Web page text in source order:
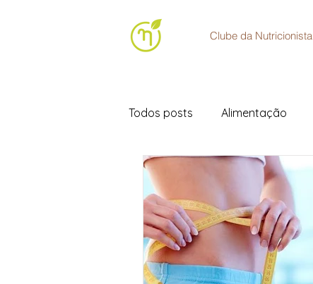
Clube da Nutricionista
Todos posts Alimentação